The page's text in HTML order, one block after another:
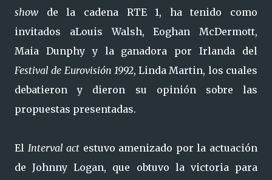
show de la cadena RTE 1, ha tenido como
invitados aLouis Walsh, Eoghan McDermott,
Maia Dunphy y la ganadora por Irlanda del
Festival de Eurovisión 1992, Linda Martin, los cuales
debatieron y dieron su opinión sobre las
propuestas presentadas.
El Interval act estuvo amenizado por la actuación
de Johnny Logan, que obtuvo la victoria para